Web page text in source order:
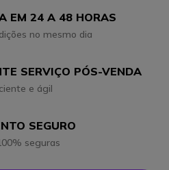
EM 24 A 48 HORAS
no mesmo dia
SERVIÇO PÓS-VENDA
e ágil
SEGURO
seguras